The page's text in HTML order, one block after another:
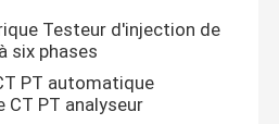
Testeur d'injection de
six phases
PT automatique
CT PT analyseur